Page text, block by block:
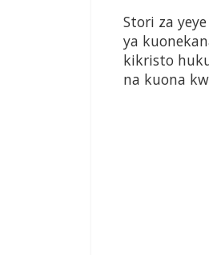
Stori za
ya
kikristo
na kuona